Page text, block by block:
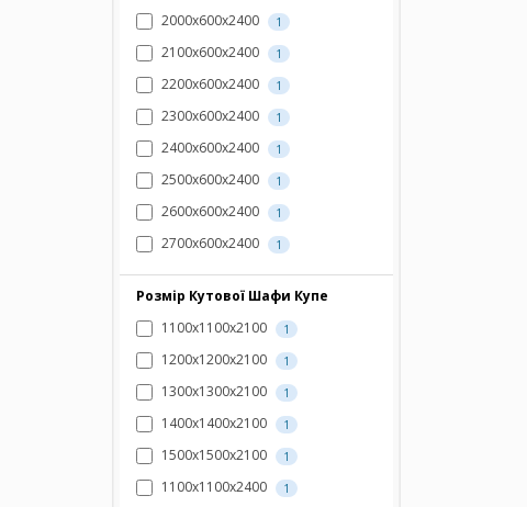
2000х600х2400 1
2100х600х2400 1
2200х600х2400 1
2300х600х2400 1
2400х600х2400 1
2500х600х2400 1
2600х600х2400 1
2700х600х2400 1
Розмір Кутової Шафи Купе
1100х1100х2100
1
1200х1200х2100 1
1300х1300х2100 1
1400х1400х2100 1
1500х1500х2100 1
1100х1100х2400 1